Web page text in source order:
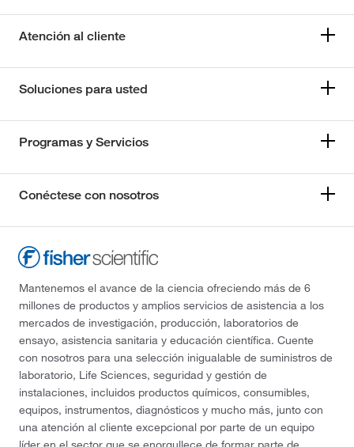
Atención al cliente
Soluciones para usted
Programas y Servicios
Conéctese con nosotros
Mantenemos el avance de la ciencia ofreciendo más de 6
millones de productos y amplios servicios de asistencia a los
mercados de investigación, producción, laboratorios de
ensayo, asistencia sanitaria y educación científica. Cuente
con nosotros para una selección inigualable de suministros de
laboratorio, Life Sciences, seguridad y gestión de
instalaciones, incluidos productos químicos, consumibles,
equipos, instrumentos, diagnósticos y mucho más, junto con
una atención al cliente excepcional por parte de un equipo